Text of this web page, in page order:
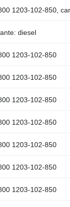
1203-102-850,
diesel
1203-102-850
1203-102-850
1203-102-850
1203-102-850
1203-102-850
1203-102-850
1203-102-850